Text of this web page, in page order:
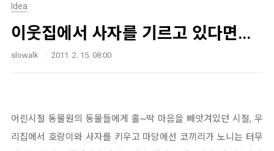
Idea
이웃집에서 사자를 기르고 있다면...
slowalk 2011. 2. 15. 08:00
어린시절 동물원의 동물들에게 홀~딱 마음을 빼앗겨있던 시절, 우
리집에서 호랑이와 사자를 키우고 마당에선 코끼리가 노니는 터무